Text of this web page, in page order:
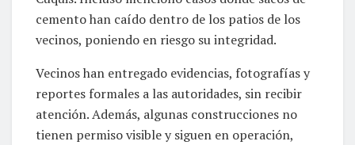
cemento han caído dentro de los patios de los
vecinos, poniendo en riesgo su integridad.
Vecinos han entregado evidencias, fotografías y
reportes formales a las autoridades, sin recibir
atención. Además, algunas construcciones no
tienen permiso visible y siguen en operación,